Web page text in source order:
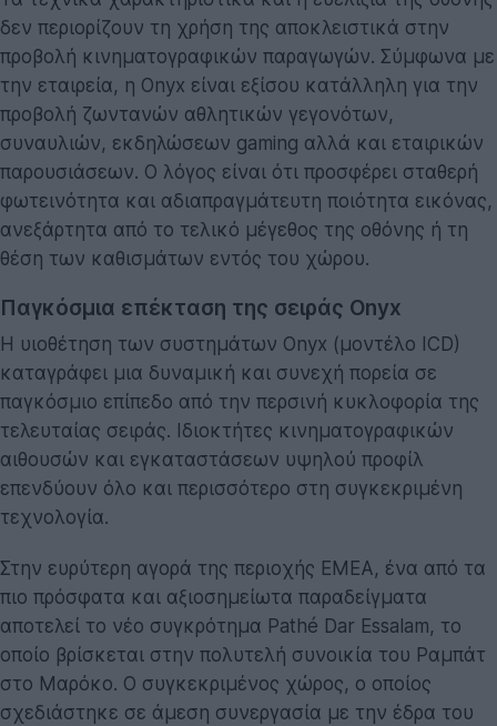
δεν περιορίζουν τη χρήση της αποκλειστικά στην
προβολή κινηματογραφικών παραγωγών. Σύμφωνα με
την εταιρεία, η Onyx είναι εξίσου κατάλληλη για την
προβολή ζωντανών αθλητικών γεγονότων,
συναυλιών, εκδηλώσεων gaming αλλά και εταιρικών
παρουσιάσεων. Ο λόγος είναι ότι προσφέρει σταθερή
φωτεινότητα και αδιαπραγμάτευτη ποιότητα εικόνας,
ανεξάρτητα από το τελικό μέγεθος της οθόνης ή τη
θέση των καθισμάτων εντός του χώρου.
Παγκόσμια επέκταση της σειράς Onyx
Η υιοθέτηση των συστημάτων Onyx (μοντέλο ICD)
καταγράφει μια δυναμική και συνεχή πορεία σε
παγκόσμιο επίπεδο από την περσινή κυκλοφορία της
τελευταίας σειράς. Ιδιοκτήτες κινηματογραφικών
αιθουσών και εγκαταστάσεων υψηλού προφίλ
επενδύουν όλο και περισσότερο στη συγκεκριμένη
τεχνολογία.
Στην ευρύτερη αγορά της περιοχής ΕΜΕΑ, ένα από τα
πιο πρόσφατα και αξιοσημείωτα παραδείγματα
αποτελεί το νέο συγκρότημα Pathé Dar Essalam, το
οποίο βρίσκεται στην πολυτελή συνοικία του Ραμπάτ
στο Μαρόκο. Ο συγκεκριμένος χώρος, ο οποίος
σχεδιάστηκε σε άμεση συνεργασία με την έδρα του